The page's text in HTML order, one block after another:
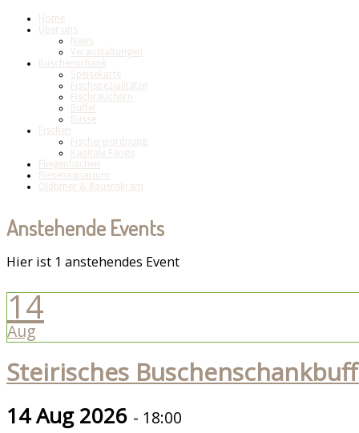
Home
Über uns
News
Veranstaltungen
Buschenschank
Speisekarte
Fischspezialitäten
Fischräuchern
Buffet
Busse
Fischen
Fischereiordnung
Kapitale Fänge
Fliegenfischen
Riesenaquarium
Oldtimer & Bauernkram
Anstehende Events
Hier ist 1 anstehendes Event
14
Aug
Steirisches
14 Aug 2026 - 18:00